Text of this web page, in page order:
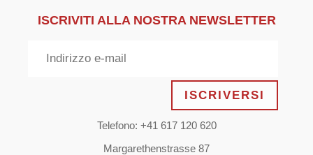
ISCRIVITI ALLA NOSTRA NEWSLETTER
ISCRIVERSI
Telefono: +41 617 120 620
Margarethenstrasse 87